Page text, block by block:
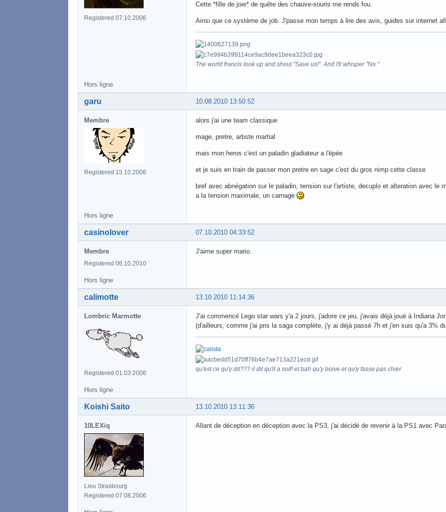
Registered 07.10.2006
Cette *fille de joie* de quête des chauve-souris me rends fou.
Ainsi que ce système de job. J'passe mon temps à lire des avis, guides sur internet
The world francis look up and shout "Save us!". And I'll whisper "No."
Hors ligne
10.08.2010 13:50:52
garu
Membre
Registered 15.10.2006
alors j'ai une team classique
mage, pretre, artiste martial
mais mon heros c'est un paladin gladiateur a l'épée
et je suis en train de passer mon pretre en sage c'est du gros nimp cette classe
bref avec abnégation sur le paladin, tension sur l'artiste, decuplo et alteration avec le
a la tension maximale, un carnage
Hors ligne
07.10.2010 04:33:52
casinolover
Membre
Registered 06.10.2010
J'aime super mario.
Hors ligne
13.10.2010 11:14:36
calimotte
Lombric Marmotte
Registered 01.03.2006
J'ai commencé Lego star wars y'a 2 jours, j'adore ce jeu, j'avais déjà joué à Indiana
(d'ailleurs, comme j'ai pris la saga complète, j'y ai déjà passé 7h et j'en suis qu'a 3%
qu'est ce qu'y dit??? il dit qu'il a soif! et bah qu'y boive et qu'y fasse pas chier
Hors ligne
13.10.2010 13:11:36
Koishi Saito
10LEXiq
Lieu Strasbourg
Registered 07.08.2006
Allant de déception en déception avec la PS3, j'ai décidé de revenir à la PS1 avec